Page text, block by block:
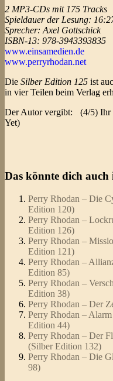
2 MP3-CDs mit 175 Tracks
Spieldauer der Lesung:
Sprecher: Axel Gottschick
ISBN-13: 978-3943393835
www.einsamedien.de
www.perryrhodan.net
Die Silber Edition 125 ist
in vier Teilen beim Verlag
Der Autor vergibt:
(4/5) Ihr
Yet)
Das könnte dich auch
Perry Rhodan – Die
Edition 120)
Perry Rhodan –
Edition 126)
Perry Rhodan –
Edition 121)
Perry Rhodan –
Edition 85)
Perry Rhodan –
Edition 38)
Perry Rhodan – Der
Perry Rhodan –
Edition 44)
Perry Rhodan – Der
(Silber Edition 132)
Perry Rhodan – Die
98)